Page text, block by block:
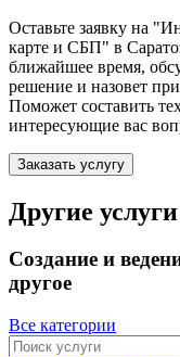
Оставьте заявку на
карте и СБП" в
ближайшее время,
решение и назовет
Поможет составить
интересующие вас
Заказать услугу
Другие услуги
Создание и
другое
Все категории